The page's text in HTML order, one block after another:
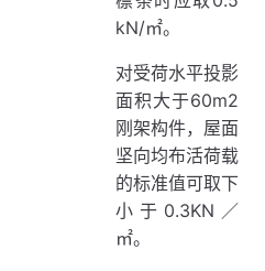
kN/㎡。
对受荷水平投影
面积大于60m2
刚架构件，屋面
坚向均布活荷载
的标准值可取下
小于0.3KN／
㎡。